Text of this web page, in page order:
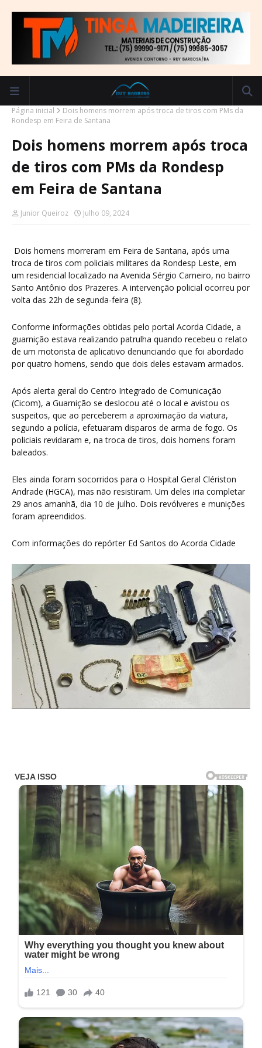
Página inicial
Dois homens morrem após troca de tiros com PMs da
Rondesp em Feira de Santana
Dois homens morrem após troca
de tiros com PMs da Rondesp
em Feira de Santana
Junior Queiroz Julho 09, 2024
Dois homens morreram em Feira de Santana, após uma
troca de tiros com policiais militares da Rondesp Leste, em
um residencial localizado na Avenida Sérgio Carneiro, no bairro
Santo Antônio dos Prazeres. A intervenção policial ocorreu por
volta das 22h de segunda-feira (8).
Conforme informações obtidas pelo portal Acorda Cidade, a
guarnição estava realizando patrulha quando recebeu o relato
de um motorista de aplicativo denunciando que foi abordado
por quatro homens, sendo que dois deles estavam armados.
Após alerta geral do Centro Integrado de Comunicação
(Cicom), a Guarnição se deslocou até o local e avistou os
suspeitos, que ao perceberem a aproximação da viatura,
segundo a polícia, efetuaram disparos de arma de fogo. Os
policiais revidaram e, na troca de tiros, dois homens foram
baleados.
Eles ainda foram socorridos para o Hospital Geral Clériston
Andrade (HGCA), mas não resistiram. Um deles iria completar
29 anos amanhã, dia 10 de julho. Dois revólveres e munições
foram apreendidos.
Com informações do repórter Ed Santos do Acorda Cidade